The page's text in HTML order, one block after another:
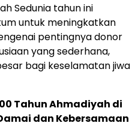
Sedunia tahun ini
untuk meningkatkan
pentingnya donor
yang sederhana,
bagi keselamatan jiwa
Tahun Ahmadiyah di
dan Kebersamaan